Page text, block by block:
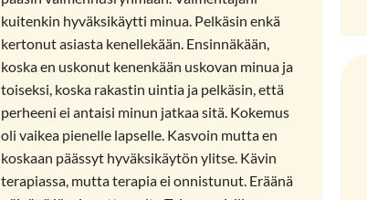
kuitenkin hyväksikäytti minua. Pelkäsin enkä
kertonut asiasta kenellekään. Ensinnäkään,
koska en uskonut kenenkään uskovan minua ja
toiseksi, koska rakastin uintia ja pelkäsin, että
perheeni ei antaisi minun jatkaa sitä. Kokemus
oli vaikea pienelle lapselle. Kasvoin mutta en
koskaan päässyt hyväksikäytön ylitse. Kävin
terapiassa, mutta terapia ei onnistunut. Eräänä